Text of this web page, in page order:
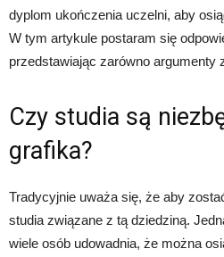
dyplom ukończenia uczelni, aby
W tym artykule postaram się
przedstawiając zarówno argumenty
Czy studia są
grafika?
Tradycyjnie uważa się, że aby
studia związane z tą dziedziną.
wiele osób udowadnia, że można